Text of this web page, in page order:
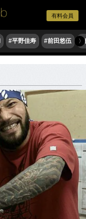
有料会員
#平野佳寿 #前田悠伍 #
〉